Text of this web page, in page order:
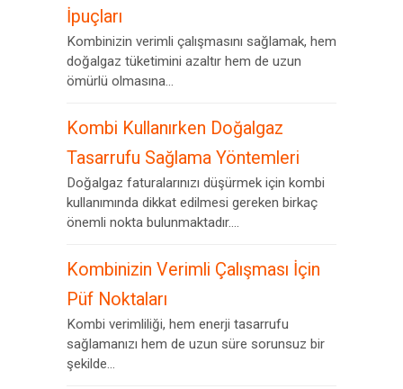
İpuçları
Kombinizin verimli çalışmasını sağlamak, hem
doğalgaz tüketimini azaltır hem de uzun
ömürlü olmasına...
Kombi Kullanırken Doğalgaz
Tasarrufu Sağlama Yöntemleri
Doğalgaz faturalarınızı düşürmek için kombi
kullanımında dikkat edilmesi gereken birkaç
önemli nokta bulunmaktadır....
Kombinizin Verimli Çalışması İçin
Püf Noktaları
Kombi verimliliği, hem enerji tasarrufu
sağlamanızı hem de uzun süre sorunsuz bir
şekilde...